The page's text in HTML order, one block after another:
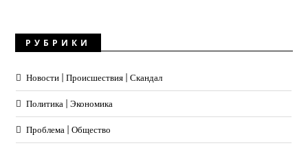
РУБРИКИ
Новости | Происшествия | Скандал
Политика | Экономика
Проблема | Общество